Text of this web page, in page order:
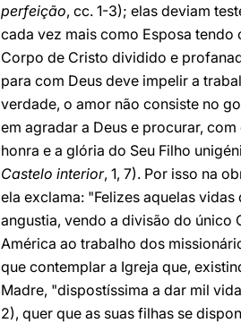
perfeição, cc. 1-3); elas deviam
cada vez mais como Esposa tendo
Corpo de Cristo dividido e
para com Deus deve impelir a
verdade, o amor não consiste no
em agradar a Deus e procurar,
honra e a glória do Seu Filho
Castelo interior, 1, 7). Por isso na
ela exclama: "Felizes aquelas
angustia, vendo a divisão do único
América ao trabalho dos
que contemplar a Igreja que,
Madre, "dispostíssima a dar mil
2), quer que as suas filhas se